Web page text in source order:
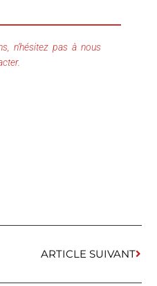
n’hésitez pas à nous
ARTICLE SUIVANT